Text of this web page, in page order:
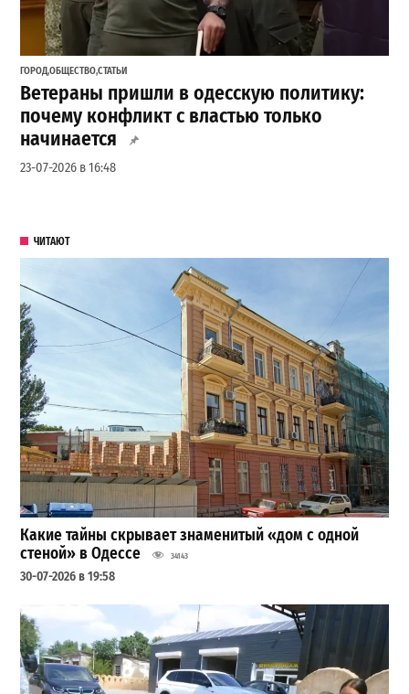
ГОРОД,ОБЩЕСТВО,СТАТЬИ
Ветераны пришли в одесскую политику:
почему конфликт с властью только
начинается
23-07-2026 в 16:48
ЧИТАЮТ
Какие тайны скрывает знаменитый «дом с одной
стеной» в Одессе
34143
30-07-2026 в 19:58